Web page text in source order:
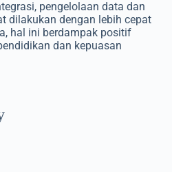
pengelolaan data dan
dilakukan dengan lebih cepat
hal ini berdampak positif
dan kepuasan